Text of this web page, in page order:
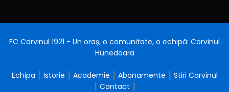
FC Corvinul 1921 - Un oraș, o comunitate, o echipă: Corvinul
Hunedoara
Echipa Istorie Academie Abonamente
Stiri Corvinul
Contact